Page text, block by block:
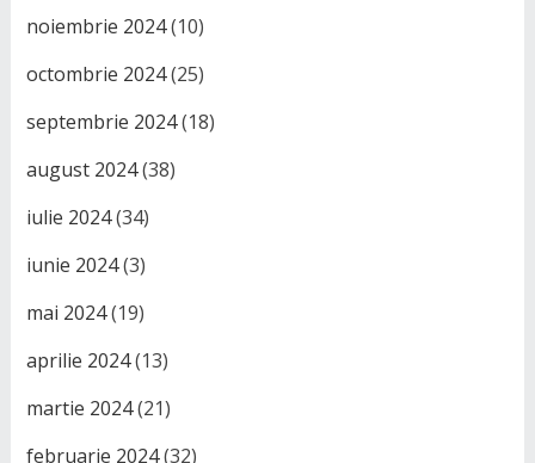
noiembrie 2024(10)
octombrie 2024(25)
septembrie 2024(18)
august 2024(38)
iulie 2024(34)
iunie 2024(3)
mai 2024(19)
aprilie 2024(13)
martie 2024(21)
februarie 2024(32)